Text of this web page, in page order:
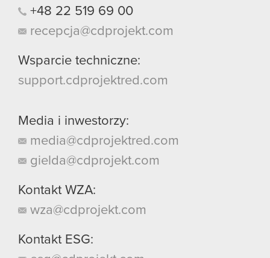
+48 22 519 69 00
recepcja@cdprojekt.com
Wsparcie techniczne:
support.cdprojektred.com
Media i inwestorzy:
media@cdprojektred.com
gielda@cdprojekt.com
Kontakt WZA:
wza@cdprojekt.com
Kontakt ESG: